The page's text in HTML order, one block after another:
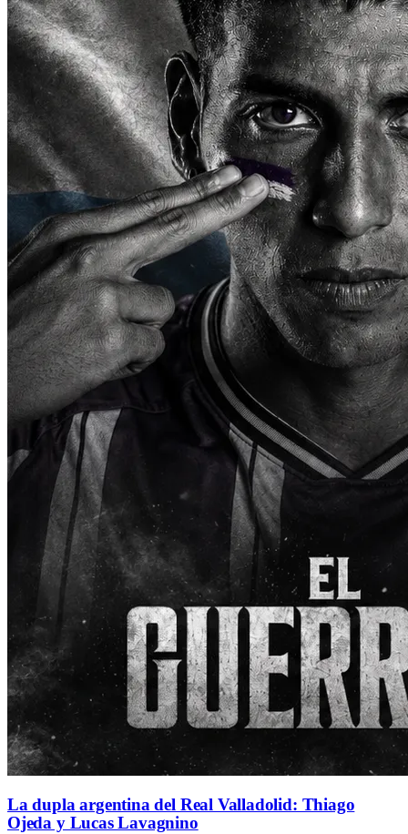
La dupla argentina del Real Valladolid: Thiago
Ojeda y Lucas Lavagnino